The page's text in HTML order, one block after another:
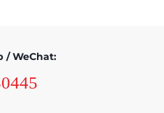
/ WeChat: